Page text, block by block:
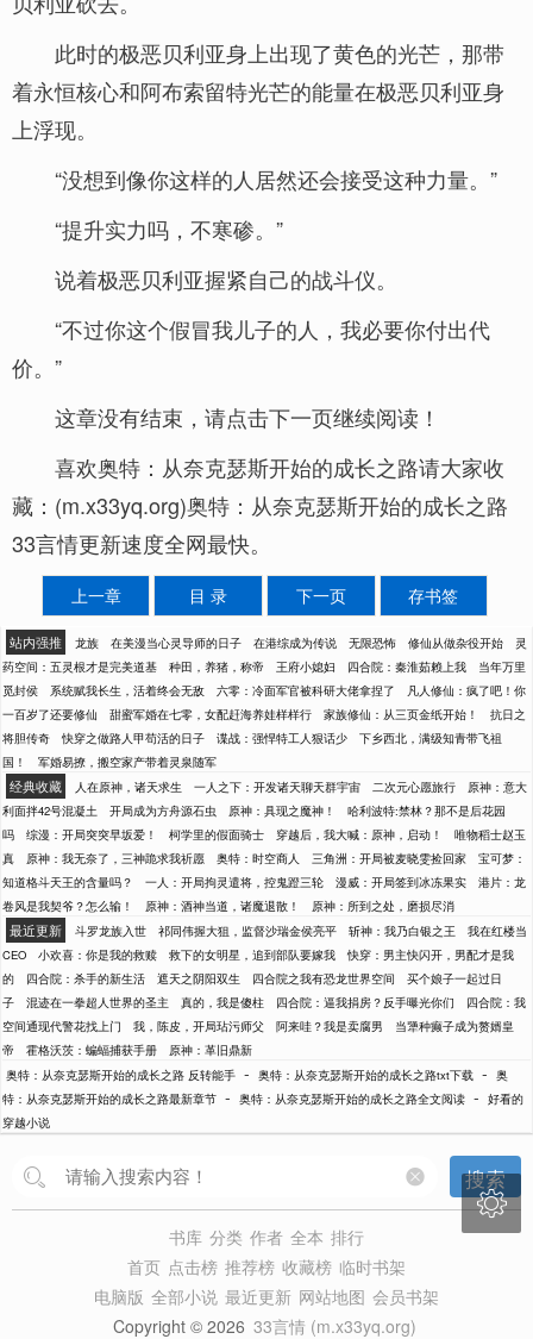
此时的极恶贝利亚身上出现了黄色的光芒，那带
着永恒核心和阿布索留特光芒的能量在极恶贝利亚身
上浮现。
“没想到像你这样的人居然还会接受这种力量。”
“提升实力吗，不寒碜。”
说着极恶贝利亚握紧自己的战斗仪。
“不过你这个假冒我儿子的人，我必要你付出代
价。”
这章没有结束，请点击下一页继续阅读！
喜欢奥特：从奈克瑟斯开始的成长之路请大家收
藏：(m.x33yq.org)奥特：从奈克瑟斯开始的成长之路
33言情更新速度全网最快。
上一章 目 录 下一页 存书签
站内强推 龙族 在美漫当心灵导师的日子 在港综成为传说 无限恐怖 修仙从做杂役开始
灵
药空间：五灵根才是完美道基
种田，养猪，称帝 王府小媳妇 四合院：秦淮茹赖上我
当年万里
觅封侯
系统赋我长生，活着终会无敌 六零：冷面军官被科研大佬拿捏了
凡人修仙：疯了吧！你
一百岁了还要修仙
甜蜜军婚在七零，女配赶海养娃样样行 家族修仙：从三页金纸开始！
抗日之
将胆传奇
快穿之做路人甲苟活的日子 谍战：强悍特工人狠话少
下乡西北，满级知青带飞祖
国！
军婚易撩，搬空家产带着灵泉随军
经典收藏 人在原神，诸天求生 一人之下：开发诸天聊天群宇宙 二次元心愿旅行
原神：意大
利面拌42号混凝土
开局成为方舟源石虫 原神：具现之魔神！
哈利波特:禁林？那不是后花园
吗
综漫：开局突突早坂爱！ 柯学里的假面骑士 穿越后，我大喊：原神，启动！
唯物稻士赵玉
真
原神：我无奈了，三神跪求我祈愿 奥特：时空商人 三角洲：开局被麦晓雯捡回家
宝可梦：
知道格斗天王的含量吗？
一人：开局拘灵遣将，控鬼蹬三轮 漫威：开局签到冰冻果实
港片：龙
卷风是我契爷？怎么输！
原神：酒神当道，诸魔退散！ 原神：所到之处，磨损尽消
最近更新 斗罗龙族入世 祁同伟握大狙，监督沙瑞金侯亮平 斩神：我乃白银之王
我在红楼当
CEO
小欢喜：你是我的救赎 救下的女明星，追到部队要嫁我
快穿：男主快闪开，男配才是我
的
四合院：杀手的新生活 遮天之阴阳双生 四合院之我有恐龙世界空间
买个娘子一起过日
子
混迹在一拳超人世界的圣主 真的，我是傻柱 四合院：逼我捐房？反手曝光你们
四合院：我
空间通现代警花找上门
我，陈皮，开局玷污师父 阿来哇？我是卖腐男
当犟种癫子成为赘婿皇
帝
霍格沃茨：蝙蝠捕获手册
原神：革旧鼎新
奥特：从奈克瑟斯开始的成长之路 反转能手 - 奥特：从奈克瑟斯开始的成长之路txt下载 - 奥
特：从奈克瑟斯开始的成长之路最新章节 - 奥特：从奈克瑟斯开始的成长之路全文阅读 - 好看的
穿越小说
搜索
书库 分类 作者 全本 排行
首页 点击榜 推荐榜 收藏榜 临时书架
电脑版 全部小说 最近更新 网站地图 会员书架
Copyright © 2026 33言情 (m.x33yq.org)
